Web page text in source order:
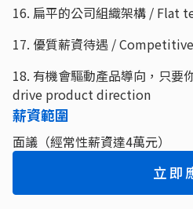
16. 扁平的公司組織架構 / Flat
17. 優質薪資待遇 /
18. 有機會驅動產品導向，只
drive product direction
薪資範圍
面議（經常性薪資達4萬元）
立即